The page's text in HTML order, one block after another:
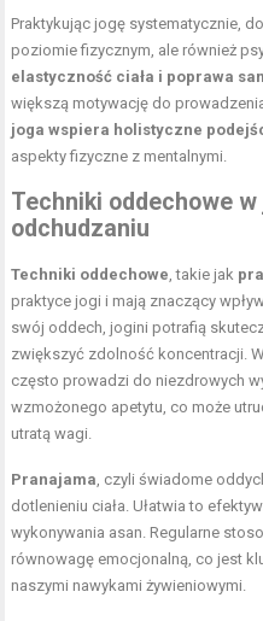
Praktykując jogę systematycznie,
poziomie fizycznym, ale również
elastyczność ciała i poprawa
większą motywację do
joga wspiera holistyczne
aspekty fizyczne z mentalnymi.
Techniki oddechowe
odchudzaniu
Techniki oddechowe, takie jak
praktyce jogi i mają znaczący
swój oddech, jogini potrafią
zwiększyć zdolność koncentracji.
często prowadzi do niezdrowych
wzmożonego apetytu, co może
utratą wagi.
Pranajama, czyli świadome
dotlenieniu ciała. Ułatwia to
wykonywania asan. Regularne
równowagę emocjonalną, co jest
naszymi nawykami żywieniowymi.